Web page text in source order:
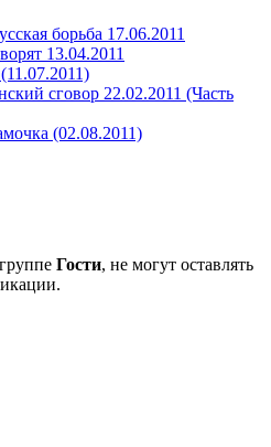
борьба 17.06.2011
13.04.2011
сговор 22.02.2011 (Часть
(02.08.2011)
Гости, не могут оставлять